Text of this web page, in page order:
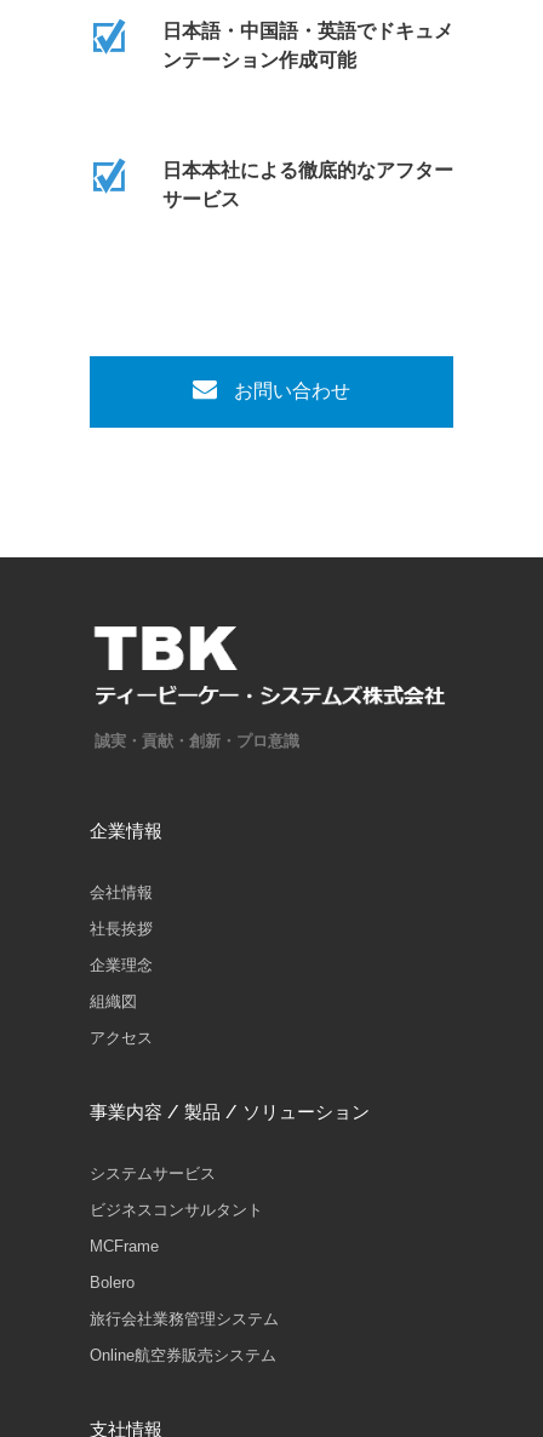
日本語・中国語・英語でドキュメ
ンテーション作成可能
日本本社による徹底的なアフター
サービス
お問い合わせ
誠実・貢献・創新・プロ意識
企業情報
会社情報
社長挨拶
企業理念
組織図
アクセス
事業内容 / 製品 / ソリューション
システムサービス
ビジネスコンサルタント
MCFrame
Bolero
旅行会社業務管理システム
Online航空券販売システム
支社情報